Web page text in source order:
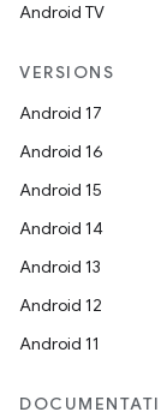
Android TV
VERSIONS
Android 17
Android 16
Android 15
Android 14
Android 13
Android 12
Android 11